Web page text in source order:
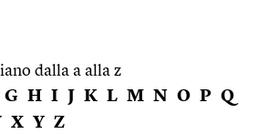
dalla a alla z
G H I J K L M N O P Q
X Y Z